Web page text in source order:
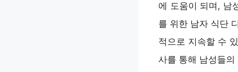
에 도움이 되며, 남
를 위한 남자 식단
적으로 지속할 수
사를 통해 남성들